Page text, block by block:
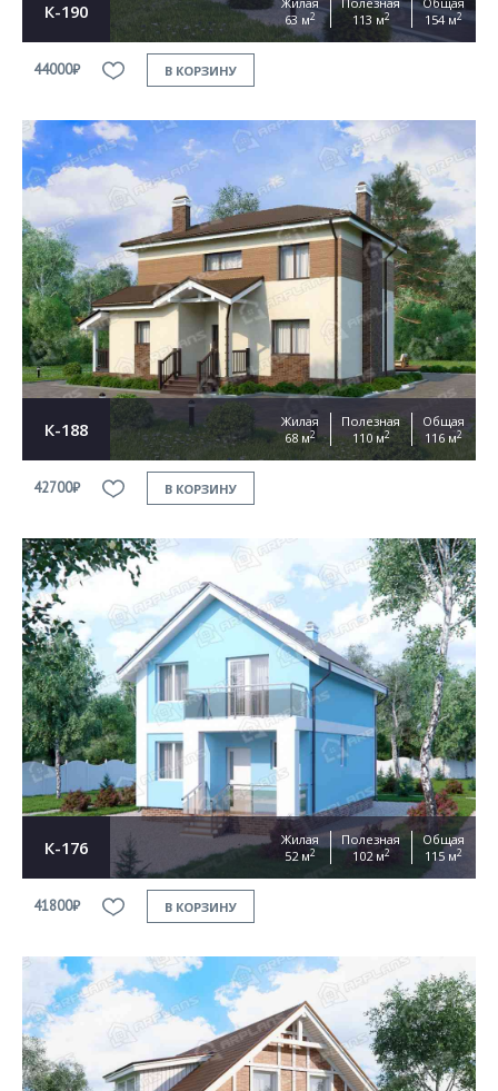
К-190
63 м2
113 м2
154 м2
44000₽ В КОРЗИНУ
К-188
Жилая
68 м2
Полезная
110 м2
Общая
116 м2
42700₽ В КОРЗИНУ
К-176
Жилая
52 м2
Полезная
102 м2
Общая
115 м2
41800₽ В КОРЗИНУ